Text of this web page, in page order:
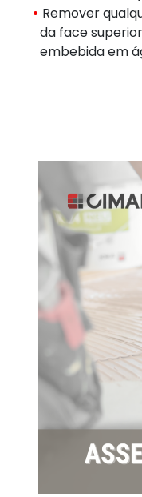
Remover
da face
embebida em